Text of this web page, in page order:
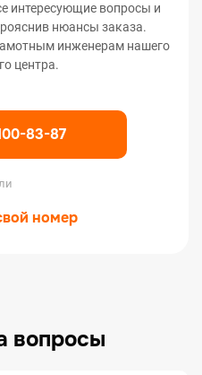
интересующие вопросы и
нюансы заказа.
инженерам нашего
центра.
83-87
номер
вопросы